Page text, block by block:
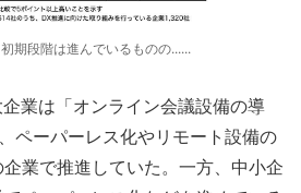
期段階は進んでいるものの......
業は「オンライン会議設備の導
ペーパーレス化やリモート設備の
業で推進していた。一方、中小企